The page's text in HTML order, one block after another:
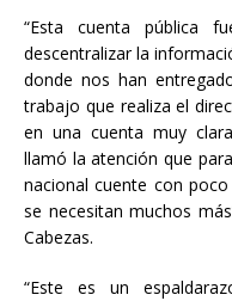
“Esta cuenta pública
descentralizar la
donde nos han
trabajo que realiza el
en una cuenta muy
llamó la atención que
nacional cuente con
se necesitan muchos
Cabezas.
“Este es un